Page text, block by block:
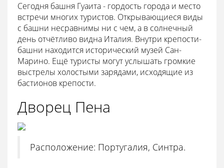
Сегодня башня Гуаита - гордость города и место
встречи многих туристов. Открывающиеся виды
с башни несравнимы ни с чем, а в солнечный
день отчётливо видна Италия. Внутри крепости-
башни находится исторический музей Сан-
Марино. Ещё туристы могут услышать громкие
выстрелы холостыми зарядами, исходящие из
бастионов крепости.
Дворец Пена
Расположение: Португалия, Синтра.